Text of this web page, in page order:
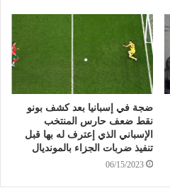
ضجة في إسبانيا بعد كشف بونو
نقط ضعف حارس المنتخب
الإسباني الذي إعترف له بها قبل
تنفيذ ضربات الجزاء بالمونديال
06/15/2023